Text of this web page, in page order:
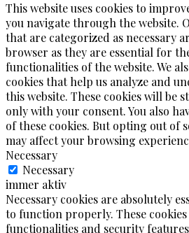
This website uses cookies to
you navigate through the website.
that are categorized as necessary
browser as they are essential for
functionalities of the website. We
cookies that help us analyze and
this website. These cookies will be
only with your consent. You also
of these cookies. But opting out of
may affect your browsing
Necessary
Necessary
immer aktiv
Necessary cookies are absolutely
to function properly. These cookies
functionalities and security